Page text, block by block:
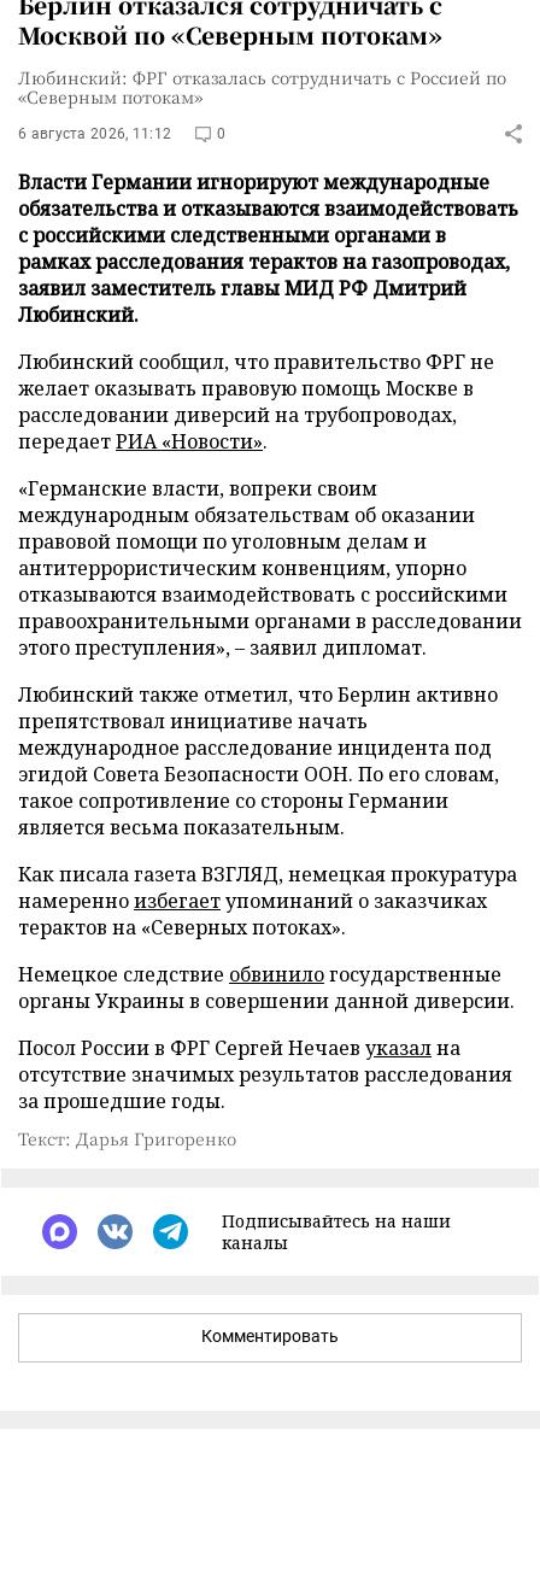
Москвой по «Северным потокам»
Любинский: ФРГ отказалась сотрудничать с Россией по
«Северным потокам»
6 августа 2026, 11:12 0
Власти Германии игнорируют международные
обязательства и отказываются взаимодействовать
с российскими следственными органами в
рамках расследования терактов на газопроводах,
заявил заместитель главы МИД РФ Дмитрий
Любинский.
Любинский сообщил, что правительство ФРГ не
желает оказывать правовую помощь Москве в
расследовании диверсий на трубопроводах,
передаетРИА «Новости».
«Германские власти, вопреки своим
международным обязательствам об оказании
правовой помощи по уголовным делам и
антитеррористическим конвенциям, упорно
отказываются взаимодействовать с российскими
правоохранительными органами в расследовании
этого преступления», – заявил дипломат.
Любинский также отметил, что Берлин активно
препятствовал инициативе начать
международное расследование инцидента под
эгидой Совета Безопасности ООН. По его словам,
такое сопротивление со стороны Германии
является весьма показательным.
Как писала газета ВЗГЛЯД, немецкая прокуратура
намеренноизбегаетупоминаний о заказчиках
терактов на «Северных потоках».
Немецкое следствие обвинилогосударственные
органы Украины в совершении данной диверсии.
Посол России в ФРГ Сергей Нечаев указална
отсутствие значимых результатов расследования
за прошедшие годы.
Текст: Дарья Григоренко
Подписывайтесь на наши
каналы
Комментировать